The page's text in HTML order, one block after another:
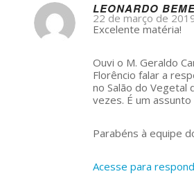
LEONARDO
s
ays:
22 de março de
Excelente matéria!
Ouvi o M. Geraldo
Florêncio falar a
no Salão do Vegetal
vezes. É um
Parabéns à equipe
Acesse para